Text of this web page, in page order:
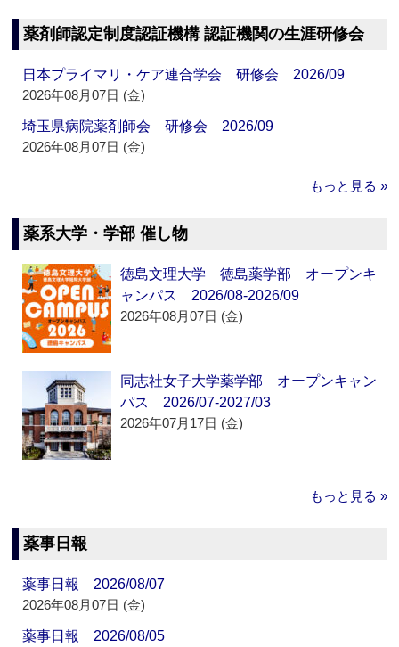
薬剤師認定制度認証機構 認証機関の生涯研修会
日本プライマリ・ケア連合学会 研修会 2026/09
2026年08月07日 (金)
埼玉県病院薬剤師会 研修会 2026/09
2026年08月07日 (金)
もっと見る »
薬系大学・学部 催し物
徳島文理大学 徳島薬学部 オープンキ
ャンパス 2026/08-2026/09
2026年08月07日 (金)
同志社女子大学薬学部 オープンキャン
パス 2026/07-2027/03
2026年07月17日 (金)
もっと見る »
薬事日報
薬事日報 2026/08/07
2026年08月07日 (金)
薬事日報 2026/08/05